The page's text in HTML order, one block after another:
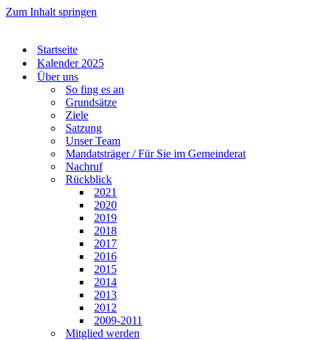
Zum Inhalt springen
Startseite
Kalender 2025
Über uns
So fing es an
Grundsätze
Ziele
Satzung
Unser Team
Mandatsträger / Für Sie im Gemeinderat
Nachruf
Rückblick
2021
2020
2019
2018
2017
2016
2015
2014
2013
2012
2009-2011
Mitglied werden